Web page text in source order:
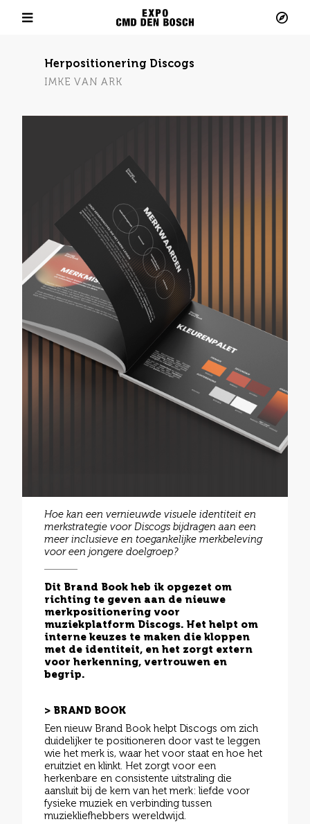
Herpositionering Discogs
IMKE VAN ARK
Hoe kan een vernieuwde visuele identiteit en
merkstrategie voor Discogs bijdragen aan een
meer inclusieve en toegankelijke merkbeleving
voor een jongere doelgroep?
Dit Brand Book heb ik opgezet om
richting te geven aan de nieuwe
merkpositionering voor
muziekplatform Discogs. Het helpt om
interne keuzes te maken die kloppen
met de identiteit, en het zorgt extern
voor herkenning, vertrouwen en
begrip.
> BRAND BOOK
Een nieuw Brand Book helpt Discogs om zich
duidelijker te positioneren door vast te leggen
wie het merk is, waar het voor staat en hoe het
eruitziet en klinkt. Het zorgt voor een
herkenbare en consistente uitstraling die
aansluit bij de kern van het merk: liefde voor
fysieke muziek en verbinding tussen
muziekliefhebbers wereldwijd.